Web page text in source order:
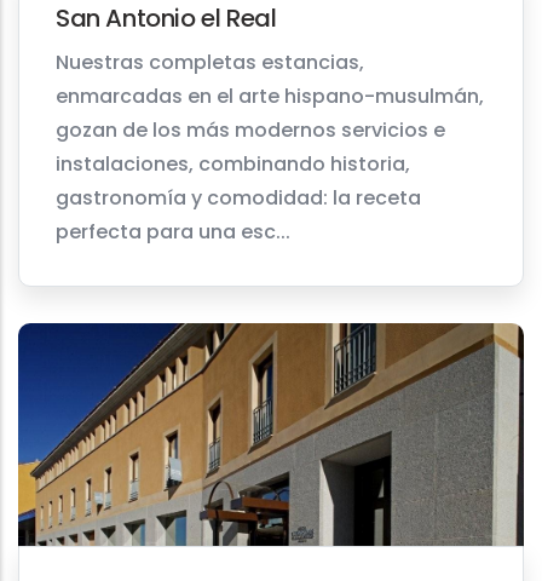
San Antonio el Real
Nuestras completas estancias,
enmarcadas en el arte hispano-musulmán,
gozan de los más modernos servicios e
instalaciones, combinando historia,
gastronomía y comodidad: la receta
perfecta para una esc...